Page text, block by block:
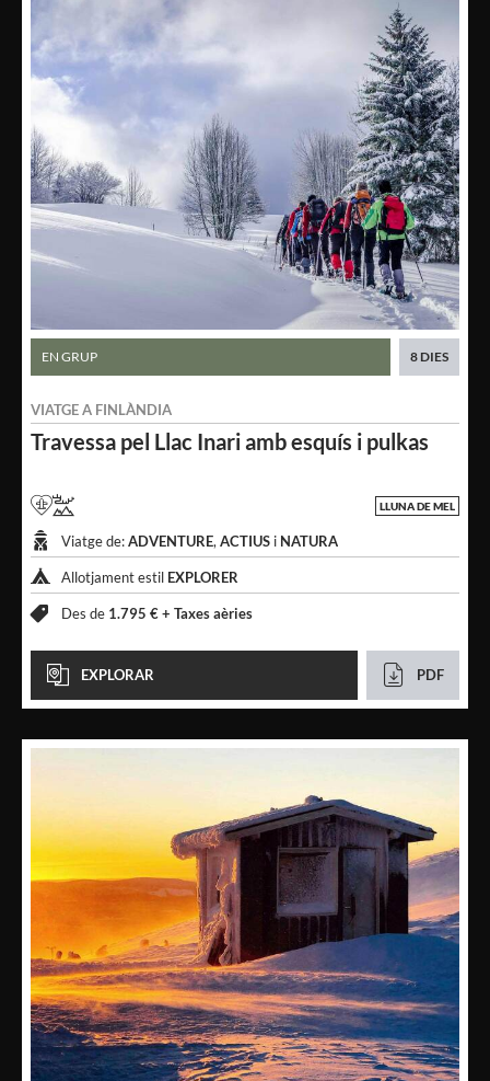
Travessa pel Llac Inariamb esquís i pulkas
VIATGE A FINLÀNDIA
EN GRUP 8 DIES
LLUNA DE MEL
Viatge de:ADVENTURE, ACTIUS i NATURA
Allotjament estil EXPLORER
Des de 1.795 € + Taxes aèries
EXPLORAR PDF